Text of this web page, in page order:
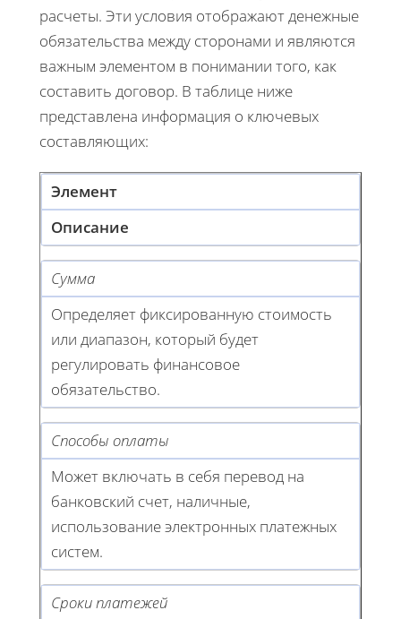
расчеты. Эти условия отображают денежные
обязательства между сторонами и являются
важным элементом в понимании того, как
составить договор. В таблице ниже
представлена информация о ключевых
составляющих:
Элемент
Описание
Сумма
Определяет фиксированную стоимость
или диапазон, который будет
регулировать финансовое
обязательство.
Способы оплаты
Может включать в себя перевод на
банковский счет, наличные,
использование электронных платежных
систем.
Сроки платежей